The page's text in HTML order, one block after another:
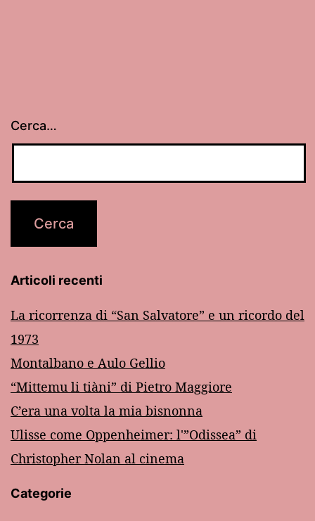
Cerca…
Articoli recenti
La ricorrenza di “San Salvatore” e un ricordo del
1973
Montalbano e Aulo Gellio
“Mittemu li tiàni” di Pietro Maggiore
C’era una volta la mia bisnonna
Ulisse come Oppenheimer: l'”Odissea” di
Christopher Nolan al cinema
Categorie